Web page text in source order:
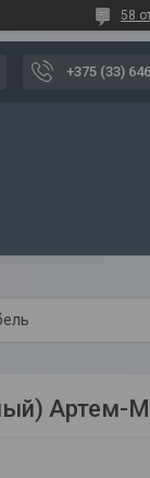
58
+375 (33)
Артем-